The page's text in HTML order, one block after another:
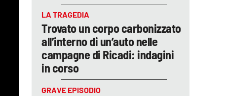
LA TRAGEDIA
Trovato un corpo carbonizzato
all’interno di un’auto nelle
campagne di Ricadi: indagini
in corso
GRAVE EPISODIO